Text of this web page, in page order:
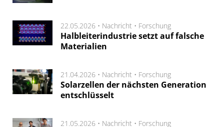
22.05.2026 • Nachricht • Forschung
Halbleiterindustrie setzt auf falsche
Materialien
21.04.2026 • Nachricht • Forschung
Solarzellen der nächsten Generation
entschlüsselt
21.05.2026 • Nachricht • Forschung